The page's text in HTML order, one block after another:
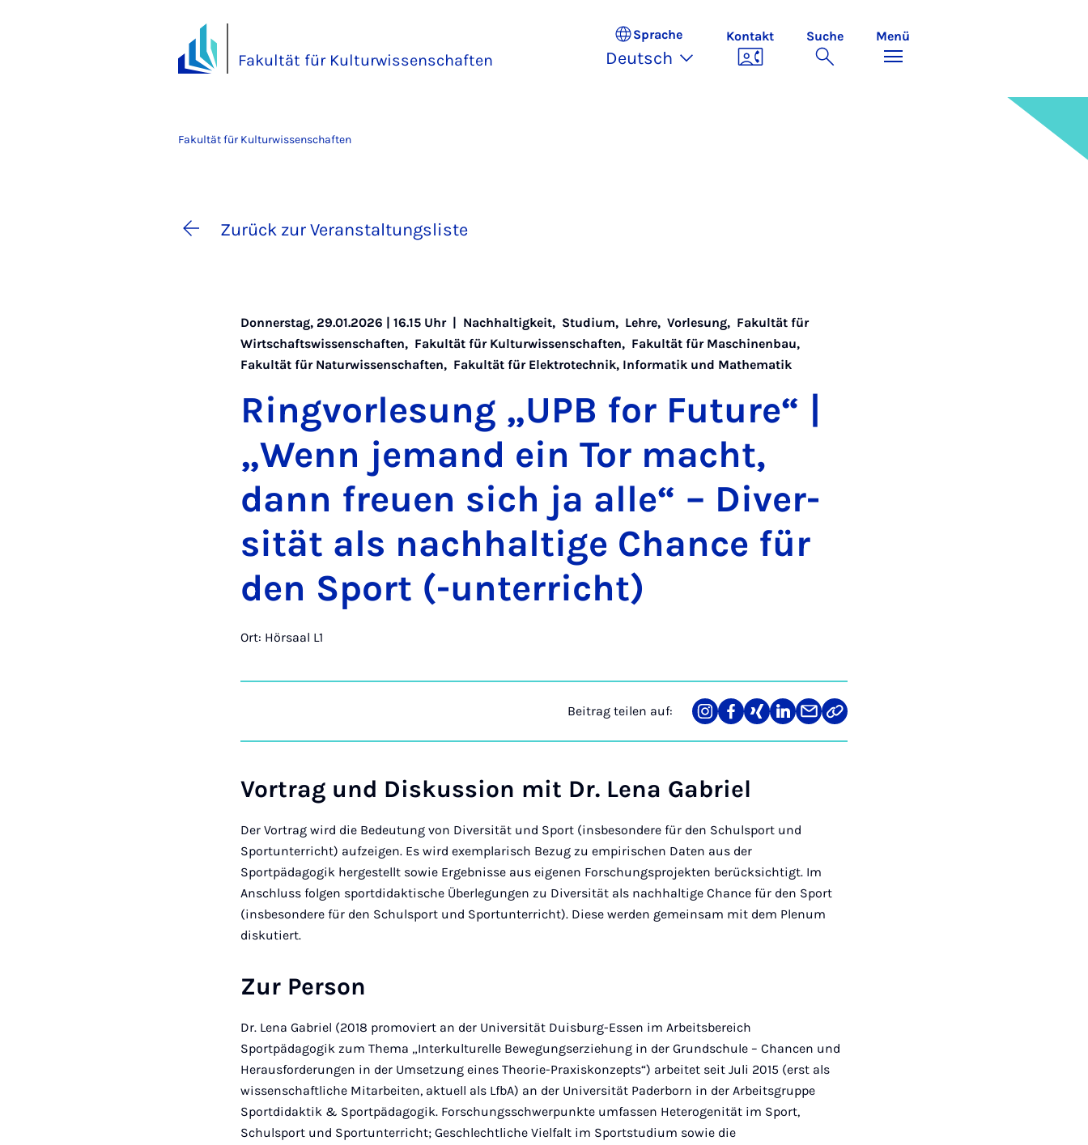
Fakultät für Kulturwissenschaften
Sprache
Deutsch
Kontakt Suche Menü
Fakultät für Kulturwissenschaften
Zurück zur Veranstaltungsliste
Donnerstag, 29.01.2026 | 16.15 Uhr | Nachhaltigkeit, Studium, Lehre,Vorlesung, Fakultät für
Wirtschaftswissenschaften, Fakultät für Kulturwissenschaften, Fakultät für Maschinenbau,
Fakultät für Naturwissenschaften, Fakultät für Elektrotechnik, Informatik und Mathematik
Ring­vor­le­sung „UPB for Fu­ture“ |
„Wenn je­mand ein Tor macht,
dann freu­en sich ja al­le“ – Di­ver­
si­tät als nach­hal­ti­ge Chan­ce für
den Sport (-un­ter­richt)
Ort: Hörsaal L1
Beitrag teilen auf:
Teilen
auf
Teilen
auf
Teilen
auf
Teilen
auf
Teilen
über
Link
kopieren
Vortrag und Diskussion mit Dr. Lena Gabriel
Der Vortrag wird die Bedeutung von Diversität und Sport (insbesondere für den Schulsport und
Sportunterricht) aufzeigen. Es wird exemplarisch Bezug zu empirischen Daten aus der
Sportpädagogik hergestellt sowie Ergebnisse aus eigenen Forschungsprojekten berücksichtigt. Im
Anschluss folgen sportdidaktische Überlegungen zu Diversität als nachhaltige Chance für den Sport
(insbesondere für den Schulsport und Sportunterricht). Diese werden gemeinsam mit dem Plenum
diskutiert.
Zur Person
Dr. Lena Gabriel (2018 promoviert an der Universität Duisburg-Essen im Arbeitsbereich
Sportpädagogik zum Thema „Interkulturelle Bewegungserziehung in der Grundschule – Chancen und
Herausforderungen in der Umsetzung eines Theorie-Praxiskonzepts“) arbeitet seit Juli 2015 (erst als
wissenschaftliche Mitarbeiten, aktuell als LfbA) an der Universität Paderborn in der Arbeitsgruppe
Sportdidaktik & Sportpädagogik. Forschungsschwerpunkte umfassen Heterogenität im Sport,
Schulsport und Sportunterricht; Geschlechtliche Vielfalt im Sportstudium sowie die